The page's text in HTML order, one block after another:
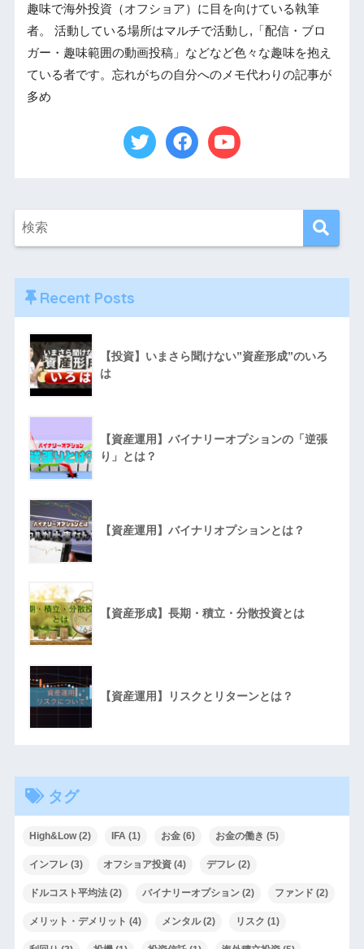
趣味で海外投資（オフショア）に目を向けている執筆
者。 活動している場所はマルチで活動し,「配信・ブロ
ガー・趣味範囲の動画投稿」などなど色々な趣味を抱え
ている者です。忘れがちの自分へのメモ代わりの記事が
多め
Recent Posts
【投資】いまさら聞けない”資産形成”のいろ
は
【資産運用】バイナリーオプションの「逆張
り」とは？
【資産運用】バイナリオプションとは？
【資産形成】長期・積立・分散投資とは
【資産運用】リスクとリターンとは？
タグ
High&Low(2) IFA(1) お金(6) お金の働き (5)
インフレ (3) オフショア投資(4) デフレ (2)
ドルコスト平均法(2) バイナリーオプション(2) ファンド (2)
メリット・デメリット (4) メンタル(2) リスク (1)